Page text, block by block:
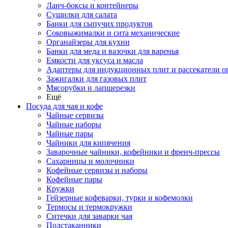
Ланч-боксы и контейнеры
Сушилки для салата
Банки для сыпучих продуктов
Соковыжималки и сита механические
Органайзеры для кухни
Банки для меда и вазочки для варенья
Емкости для уксуса и масла
Адаптеры для индукционных плит и рассекатели
Зажигалки для газовых плит
Мясорубки и лапшерезки
Ещё
Посуда для чая и кофе
Чайные сервизы
Чайные наборы
Чайные пары
Чайники для кипячения
Заварочные чайники, кофейники и френч-прессы
Сахарницы и молочники
Кофейные сервизы и наборы
Кофейные пары
Кружки
Гейзерные кофеварки, турки и кофемолки
Термосы и термокружки
Ситечки для заварки чая
Подстаканники